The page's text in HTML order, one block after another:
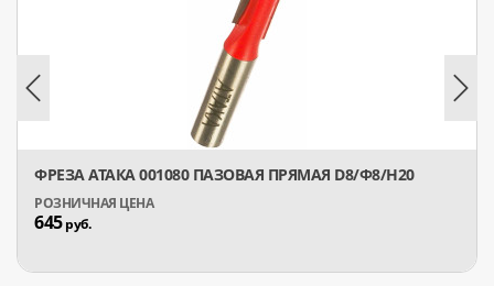
ФРЕЗА АТАКА 001080 ПАЗОВАЯ ПРЯМАЯ D8/Ф8/H20
645руб.